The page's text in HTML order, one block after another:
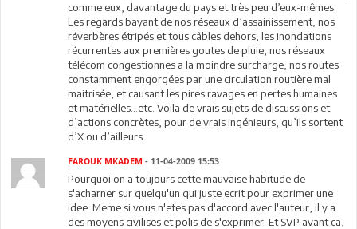
comme eux, davantage du pays et très peu d’eux-mêmes.
Les regards bayant de nos réseaux d’assainissement, nos
réverbères étripés et tous câbles dehors, les inondations
récurrentes aux premières goutes de pluie, nos réseaux
télécom congestionnes a la moindre surcharge, nos routes
constamment engorgées par une circulation routière mal
maitrisée, et causant les pires ravages en pertes humaines
et matérielles…etc. Voila de vrais sujets de discussions et
d’actions concrètes, pour de vrais ingénieurs, qu’ils sortent
d’X ou d’ailleurs.
FAROUK MKADEM - 11-04-2009 15:53
Pourquoi on a toujours cette mauvaise habitude de
s'acharner sur quelqu'un qui juste ecrit pour exprimer une
idee. Meme si vous n'etes pas d'accord avec l'auteur, il y a
des moyens civilises et polis de s'exprimer. Et SVP avant ca,